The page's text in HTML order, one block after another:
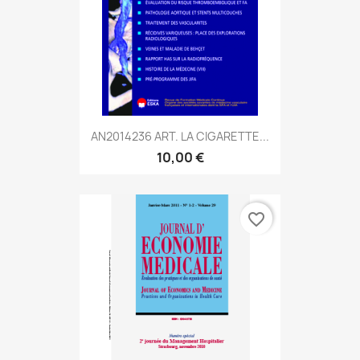
AN2014236 ART. LA CIGARETTE...
10,00 €
favorite_border